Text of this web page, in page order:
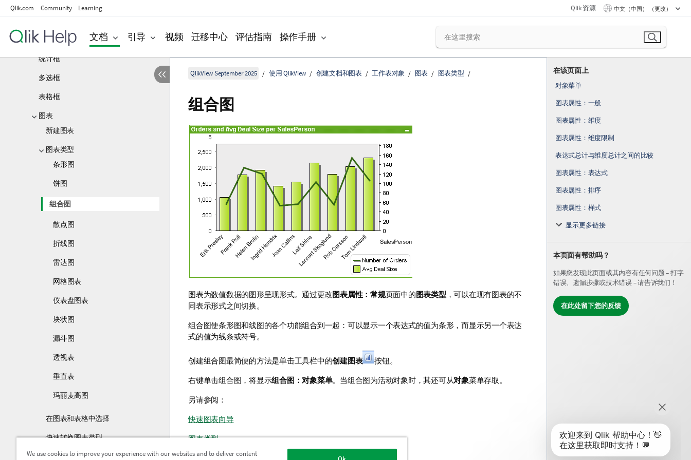
Qlik.com Community Learning Qlik 资源 中文（中国） （更改）
文档 引导 视频 迁移中心 评估指南 操作手册
快速图表向导
列表框
统计框
多选框
表格框
图表
新建图表
图表类型
条形图
饼图
组合图
散点图
折线图
雷达图
网格图表
仪表盘图表
块状图
漏斗图
透视表
垂直表
玛丽麦高图
在图表和表格中选择
快速转换图表类型
调整和移动图表组件
在该页面上
对象菜单
图表属性：一般
图表属性：维度
图表属性：维度限制
表达式总计与维度总计之间的比较
图表属性：表达式
图表属性：排序
图表属性：样式
显示更多链接
本页面有帮助吗？
如果您发现此页面或其内容有任何问题 – 打字
错误、遗漏步骤或技术错误 – 请告诉我们！
在此处留下您的反馈
QlikView September 2025 使用 QlikView 创建文档和图表 工作表对象 图表 图表类型
组合图
图表为数值数据的图形呈现形式。通过更改图表属性：常规页面中的图表类型 ，可以在现有图表的不
同表示形式之间切换。
组合图使条形图和线图的各个功能组合到一起：可以显示一个表达式的值为条形，而显示另一个表达
式的值为线条或符号。
创建组合图最简便的方法是单击工具栏中的创建图表
按钮。
右键单击组合图，将显示组合图：对象菜单。当组合图为活动对象时，其还可从对象菜单存取。
另请参阅：
快速图表向导
图表类型
We use cookies to improve your experience with our websites and to deliver content